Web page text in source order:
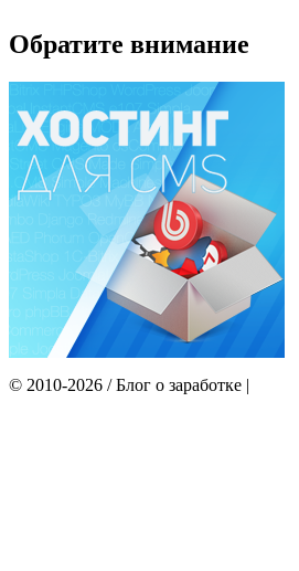
Обратите внимание
© 2010-2026 / Блог о заработке |